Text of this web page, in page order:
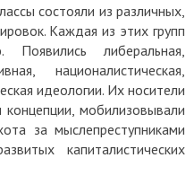
состояли из различных,
Каждая из этих групп
либеральная,
националистическая,
идеологии. Их носители
мобилизовывали
за мыслепреступниками
капиталистических